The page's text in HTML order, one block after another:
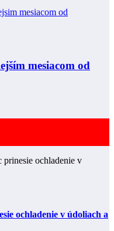
mesiacom od
ochladenie v údoliach a